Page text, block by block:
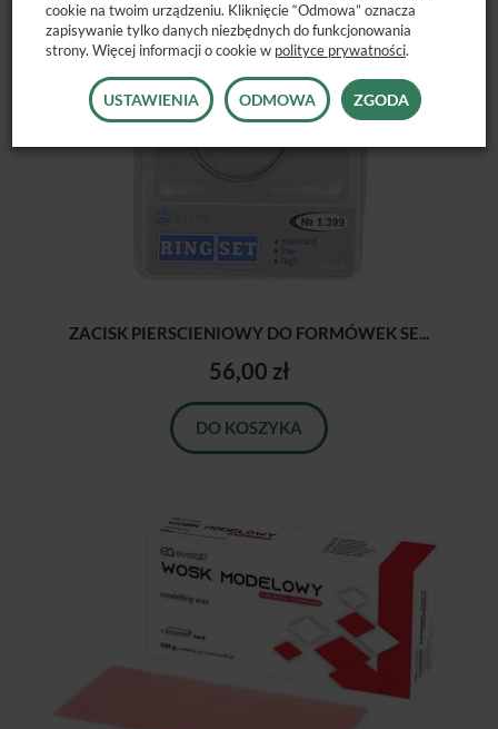
ZACISK PIERSCIENIOWY DO FORMÓWEK SE...
56,00 zł
DO KOSZYKA
cookie na twoim urządzeniu. Kliknięcie “Odmowa” oznacza
zapisywanie tylko danych niezbędnych do funkcjonowania
strony. Więcej informacji o cookie w polityce prywatności.
USTAWIENIA ODMOWA ZGODA